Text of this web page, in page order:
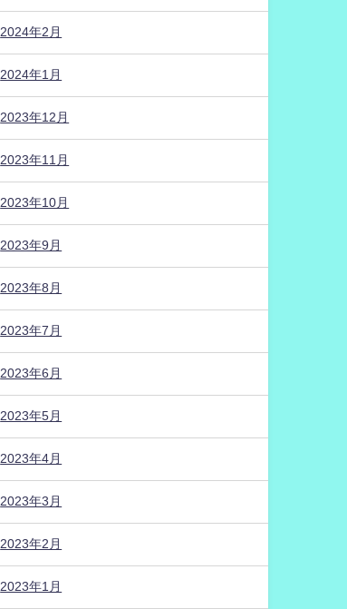
2024年2月
2024年1月
2023年12月
2023年11月
2023年10月
2023年9月
2023年8月
2023年7月
2023年6月
2023年5月
2023年4月
2023年3月
2023年2月
2023年1月